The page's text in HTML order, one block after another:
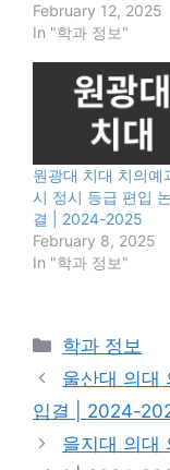
February 12, 2025
In "학과 정보"
원광대 치대 치의예
시 정시 등급 편입
결 | 2024-2025
February 8, 2025
In "학과 정보"
Categories
학과 정보
울산대 의대
입결 | 2024-
을지대 의대